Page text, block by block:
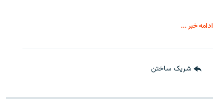
ادامه خبر ...
شریک ساختن